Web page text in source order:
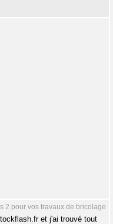
2 pour vos travaux de bricolage
et j'ai trouvé tout